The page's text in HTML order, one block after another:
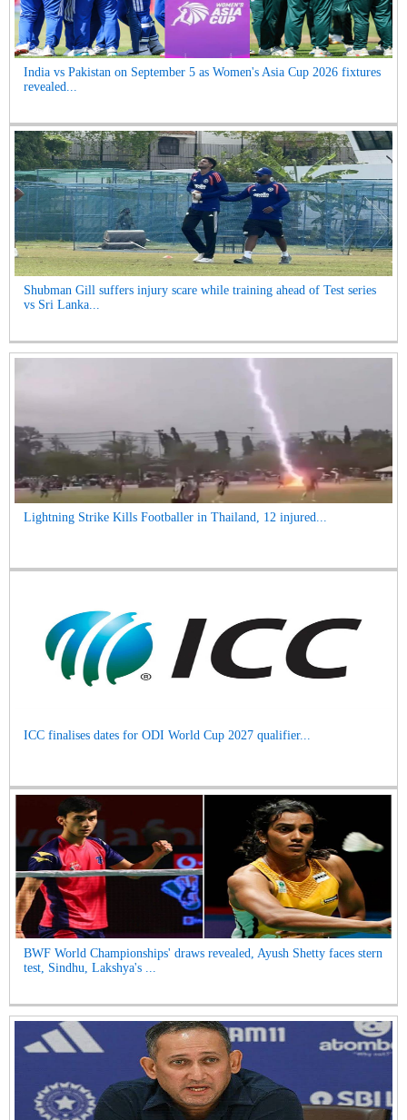
India vs Pakistan on September 5 as Women's Asia Cup 2026 fixtures
revealed...
Shubman Gill suffers injury scare while training ahead of Test series
vs Sri Lanka...
Lightning Strike Kills Footballer in Thailand, 12 injured...
ICC finalises dates for ODI World Cup 2027 qualifier...
BWF World Championships' draws revealed, Ayush Shetty faces stern
test, Sindhu, Lakshya's ...